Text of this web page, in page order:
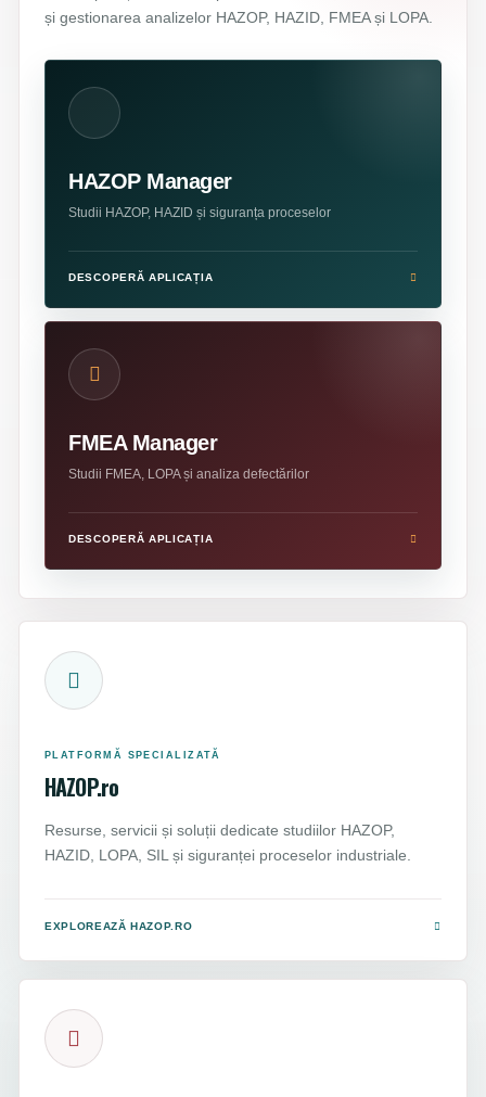
și gestionarea analizelor HAZOP, HAZID, FMEA și LOPA.
HAZOP Manager
Studii HAZOP, HAZID și siguranța proceselor
DESCOPERĂ APLICAȚIA
FMEA Manager
Studii FMEA, LOPA și analiza defectărilor
DESCOPERĂ APLICAȚIA
PLATFORMĂ SPECIALIZATĂ
HAZOP.ro
Resurse, servicii și soluții dedicate studiilor HAZOP,
HAZID, LOPA, SIL și siguranței proceselor industriale.
EXPLOREAZĂ HAZOP.RO